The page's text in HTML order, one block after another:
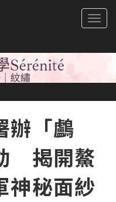
辦「鸕
揭開鰲
神秘面紗